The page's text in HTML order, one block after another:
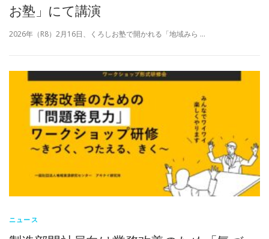
お塾」にて講演
2026年（R8）2月16日、くろしお塾で開かれる「地域みら …
ニュース